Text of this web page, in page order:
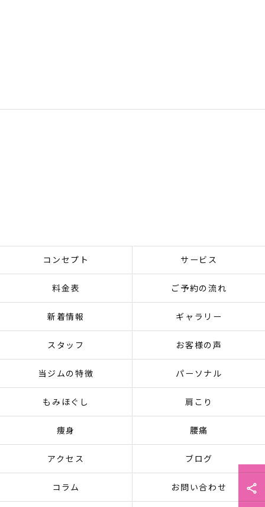
コンセプト サービス
料金表 ご予約の流れ
新着情報 ギャラリー
スタッフ お客様の声
当ジムの特徴 パーソナル
もみほぐし 肩こり
痩身 腰痛
アクセス ブログ
コラム お問い合わせ